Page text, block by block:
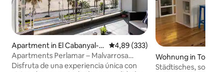
Apartment in El Cabanyal-El
Canyamelar
Durchschnittliche Bewertung:
4,89 (333)
Apartments Perlamar – Malvarrosa
Beach
Disfruta de una experiencia única con
Wohnung in
Städtisches,